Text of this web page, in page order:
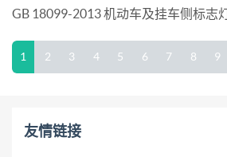
GB 18099-2013 机动车及挂车侧标志
1 2 3 4 5 6 7 8 9
友情链接